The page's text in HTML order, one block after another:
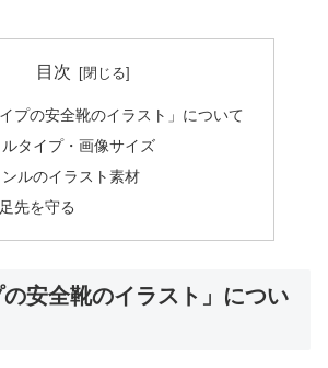
目次
イプの安全靴のイラスト」について
タイプ・画像サイズ
ルのイラスト素材
先を守る
の安全靴のイラスト」につい